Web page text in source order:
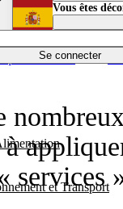
Se connecter
et Transport
Économie
Español
Vous êtes
à
services